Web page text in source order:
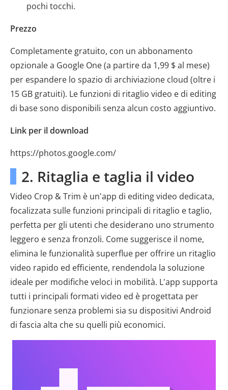
pochi tocchi.
Prezzo
Completamente gratuito, con un abbonamento
opzionale a Google One (a partire da 1,99 $ al mese)
per espandere lo spazio di archiviazione cloud (oltre i
15 GB gratuiti). Le funzioni di ritaglio video e di editing
di base sono disponibili senza alcun costo aggiuntivo.
Link per il download
https://photos.google.com/
2. Ritaglia e taglia il video
Video Crop & Trim è un'app di editing video dedicata,
focalizzata sulle funzioni principali di ritaglio e taglio,
perfetta per gli utenti che desiderano uno strumento
leggero e senza fronzoli. Come suggerisce il nome,
elimina le funzionalità superflue per offrire un ritaglio
video rapido ed efficiente, rendendola la soluzione
ideale per modifiche veloci in mobilità. L'app supporta
tutti i principali formati video ed è progettata per
funzionare senza problemi sia su dispositivi Android
di fascia alta che su quelli più economici.